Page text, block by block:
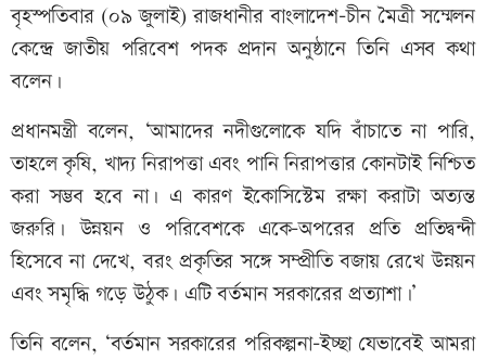
বৃহস্পতিবার (০৯ জুলাই) রাজধানীর বাংলাদেশ-চীন মৈত্রী সম্মেলন
কেন্দ্রে জাতীয় পরিবেশ পদক প্রদান অনুষ্ঠানে তিনি এসব কথা
বলেন।
প্রধানমন্ত্রী বলেন, ‘আমাদের নদীগুলোকে যদি বাঁচাতে না পারি,
তাহলে কৃষি, খাদ্য নিরাপত্তা এবং পানি নিরাপত্তার কোনটাই নিশ্চিত
করা সম্ভব হবে না। এ কারণ ইকোসিস্টেম রক্ষা করাটা অত্যন্ত
জরুরি। উন্নয়ন ও পরিবেশকে একে-অপরের প্রতি প্রতিদ্বন্দী
হিসেবে না দেখে, বরং প্রকৃতির সঙ্গে সম্প্রীতি বজায় রেখে উন্নয়ন
এবং সমৃদ্ধি গড়ে উঠুক। এটি বর্তমান সরকারের প্রত্যাশা।’
তিনি বলেন, ‘বর্তমান সরকারের পরিকল্পনা-ইচ্ছা যেভাবেই আমরা